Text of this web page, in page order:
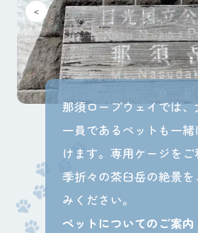
那須ロープウェイでは
一員であるペットも一
けます。専用ケージを
季折々の茶臼岳の絶景を
みください。
ペットについてのご案内